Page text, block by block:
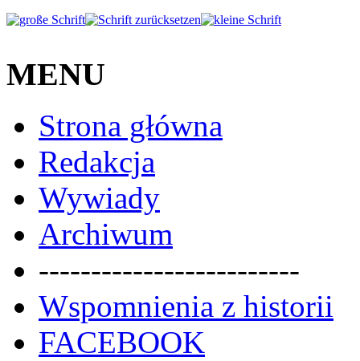
MENU
Strona główna
Redakcja
Wywiady
Archiwum
-------------------------
Wspomnienia z historii
FACEBOOK